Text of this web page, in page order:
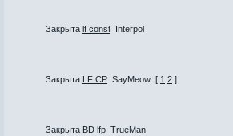
Закрыта lf const Interpol
Закрыта LF CP SayMeow [ 1 2 ]
Закрыта BD lfp TrueMan